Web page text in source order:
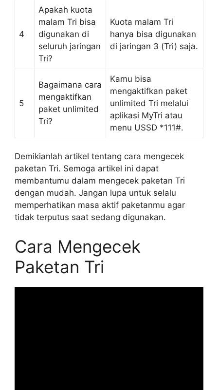
4
Apakah kuota
malam Tri bisa
digunakan di
seluruh jaringan
Tri?
Kuota malam Tri
hanya bisa digunakan
di jaringan 3 (Tri) saja.
5
Bagaimana cara
mengaktifkan
paket unlimited
Tri?
Kamu bisa
mengaktifkan paket
unlimited Tri melalui
aplikasi MyTri atau
menu USSD *111#.
Demikianlah artikel tentang cara mengecek
paketan Tri. Semoga artikel ini dapat
membantumu dalam mengecek paketan Tri
dengan mudah. Jangan lupa untuk selalu
memperhatikan masa aktif paketanmu agar
tidak terputus saat sedang digunakan.
Cara Mengecek
Paketan Tri